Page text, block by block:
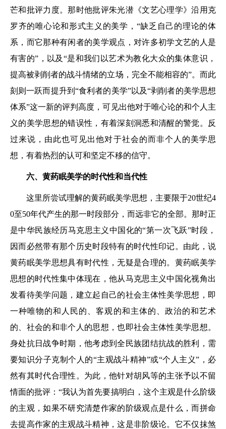
芒和批评力度。那时他批评朱光潜《文艺心理学》沿用克
罗齐的唯心论和形式主义的美学，“缺乏自己的理论的体
系，而它那种有闲者的美学观点，对许多初学文艺的人是
有害的”，以及“是和我们以艺术为教化大众的集体意识，
提高被剥削者的战斗情绪的立场，完全不能相容的”。而此
刻则一跃而提升到“食利者的美学”以及“剥削者的美学思想
体系”这一新的评判高度，可见出他对于唯心论的和个人主
义的美学思想的错误性，有着深刻洞悉和清醒的警觉。反
过来说，由此也可见出他对于社会的而非个人的美学思
想，有着热烈的认可和坚定不移的信守。
六、黄药眠美学的时代性和当代性
这里所尝试理解的黄药眠美学思想，主要限于20世纪4
0至50年代产生的那一时段部分，而远非它的全部。那时正
是中华民族经历马克思主义中国化的“第一次飞跃”时段，
因而必然带有那个历史时段特有的时代性印记。由此，说
黄药眠美学思想具有时代性，无疑是合理的。黄药眠美学
思想的时代性集中体现在，他从马克思主义中国化视角出
发看待美学问题，建立起自己的社会主体性美学思想，即
一种唯物的和人民的、客观的和主体的、政治的和艺术
的、社会的和非个人的思想，也即社会主体性美学思想。
身处抗日战争时期，他考虑到全民族团结抗战的胜利，需
要知识分子克制个人的“主观战斗精神”或“个人主义”，必
然有其时代合理性。为此，他针对胡风等的主张予以不留
情面的批评：“我认为首先要搞明白，这个主观是什么阶级
的主观，如果不研究清楚作家的阶级观点是什么，而拼命
去提高作家的主观战斗精神，这是非阶级论。它不仅抹煞